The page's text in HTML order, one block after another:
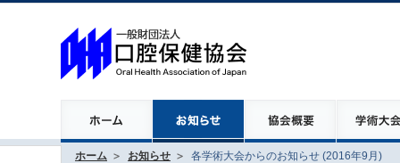
ホーム お知らせ 各学術大会からのお知らせ (2016年9月)